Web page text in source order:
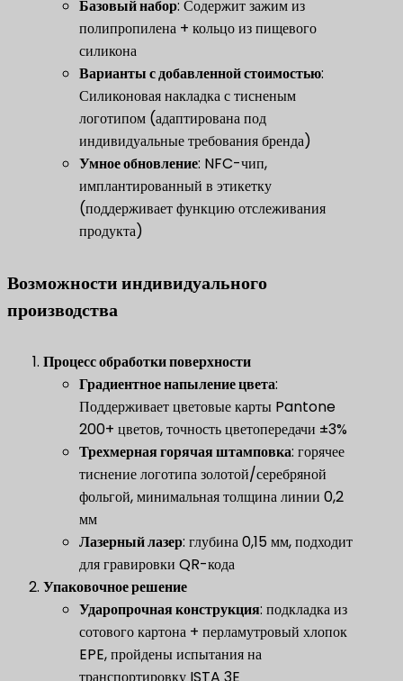
​Базовый набор​​: Содержит зажим из
полипропилена + кольцо из пищевого
силикона
​Варианты с добавленной стоимостью​​:
Силиконовая накладка с тисненым
логотипом (адаптирована под
индивидуальные требования бренда)
​Умное обновление​​: NFC-чип,
имплантированный в этикетку
(поддерживает функцию отслеживания
продукта)
Возможности индивидуального
производства
​Процесс обработки поверхности​
​Градиентное напыление цвета​​:
Поддерживает цветовые карты Pantone
200+ цветов, точность цветопередачи ±3%
​Трехмерная горячая штамповка​​: горячее
тиснение логотипа золотой/серебряной
фольгой, минимальная толщина линии 0,2
мм
​Лазерный лазер​​: глубина 0,15 мм, подходит
для гравировки QR-кода
​Упаковочное решение​
Ударопрочная конструкция​: подкладка из
сотового картона + перламутровый хлопок
EPE, пройдены испытания на